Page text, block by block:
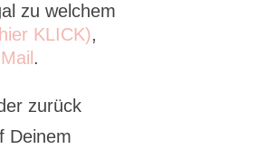
zu welchem
KLICK),
.
zurück
Deinem